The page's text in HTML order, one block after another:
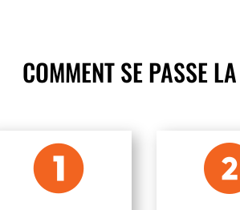
COMMENT SE PASSE